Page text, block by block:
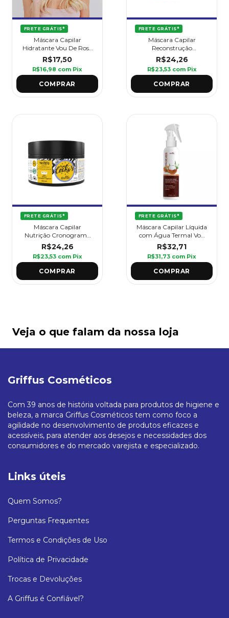
FRETE GRÁTIS*
Máscara Capilar
Hidratante Vou De Rosa
Mosqueta 300 g -
Griffus
R$17,50
R$16,98 com Pix
FRETE GRÁTIS*
Máscara Capilar
Reconstrução
Cronograma Amo
Cachos 250 g - Griffus
R$24,26
R$23,53 com Pix
FRETE GRÁTIS*
Máscara Capilar
Nutrição Cronograma
Amo Cachos 250 g -
Griffus
R$24,26
R$23,53 com Pix
FRETE GRÁTIS*
Máscara Capilar Líquida
com Água Termal Vou
De Coco 100 ml - Griffus
R$32,71
R$31,73 com Pix
Veja o que falam da nossa loja
Griffus Cosméticos
Com 39 anos de história voltada para produtos de higiene e
beleza, a marca Griffus Cosméticos tem como foco a
agilidade no desenvolvimento de produtos eficazes e
acessíveis, para atender aos desejos e necessidades dos
consumidores e do mercado varejista e especializado.
Links úteis
Quem Somos?
Perguntas Frequentes
Termos e Condições de Uso
Política de Privacidade
Trocas e Devoluções
A Griffus é Confiável?